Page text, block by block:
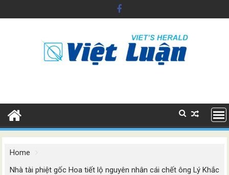
to
Home
Nhà tài phiệt gốc Hoa tiết lộ nguyên nhân cái chết ông Lý Khắc